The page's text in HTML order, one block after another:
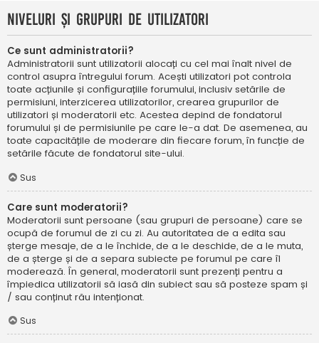
Niveluri și grupuri de utilizatori
Ce sunt administratorii?
Administratorii sunt utilizatorii alocați cu cel mai înalt nivel de
control asupra întregului forum. Acești utilizatori pot controla
toate acțiunile și configurațiile forumului, inclusiv setările de
permisiuni, interzicerea utilizatorilor, crearea grupurilor de
utilizatori și moderatorii etc. Acestea depind de fondatorul
forumului și de permisiunile pe care le-a dat. De asemenea, au
toate capacitățile de moderare din fiecare forum, în funcție de
setările făcute de fondatorul site-ului.
Sus
Care sunt moderatorii?
Moderatorii sunt persoane (sau grupuri de persoane) care se
ocupă de forumul de zi cu zi. Au autoritatea de a edita sau
șterge mesaje, de a le închide, de a le deschide, de a le muta,
de a șterge și de a separa subiecte pe forumul pe care îl
moderează. În general, moderatorii sunt prezenți pentru a
împiedica utilizatorii să iasă din subiect sau să posteze spam și
/ sau conținut rău intenționat.
Sus